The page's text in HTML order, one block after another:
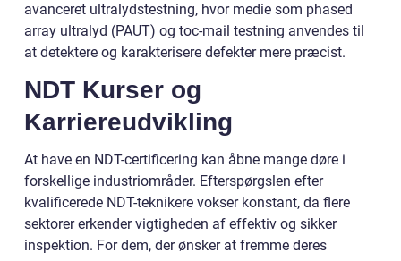
avanceret ultralydstestning, hvor medie som phased
array ultralyd (PAUT) og toc-mail testning anvendes til
at detektere og karakterisere defekter mere præcist.
NDT Kurser og
Karriereudvikling
At have en NDT-certificering kan åbne mange døre i
forskellige industriområder. Efterspørgslen efter
kvalificerede NDT-teknikere vokser konstant, da flere
sektorer erkender vigtigheden af effektiv og sikker
inspektion. For dem, der ønsker at fremme deres